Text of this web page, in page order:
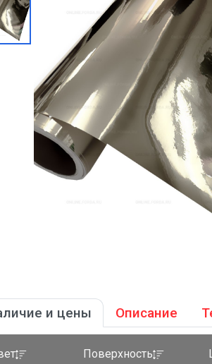
и цены Описание
Поверхность